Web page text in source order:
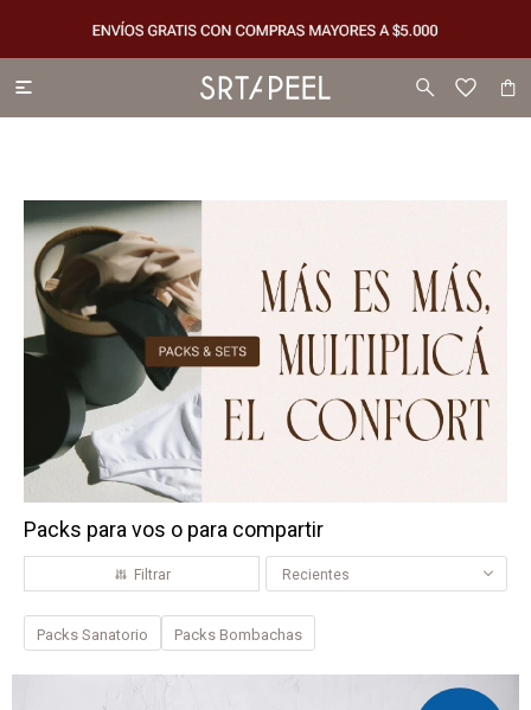

Packs para vos o para compartir
Recientes
Packs Sanatorio Packs Bombachas